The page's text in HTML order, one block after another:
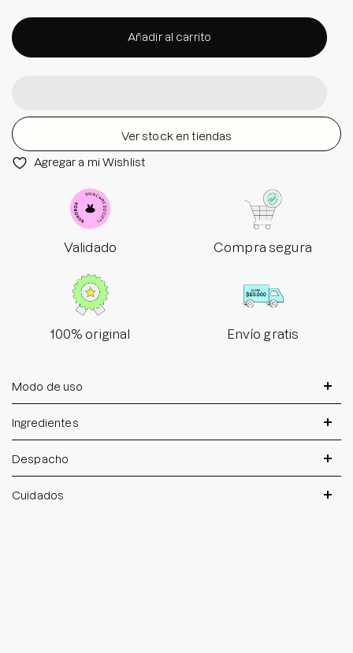
Añadir al carrito
Ver stock en tiendas
Agregar a mi Wishlist
Validado Compra segura
100% original Envío gratis
Modo de uso
Ingredientes
Despacho
Cuidados